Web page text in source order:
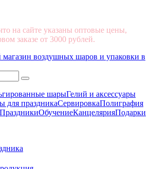
на сайте указаны оптовые цены,
заказе от 3000 рублей.
шарыГелий и аксессуары
для праздникаСервировкаПолиграфия
ПраздникиОбучениеКанцелярияПодарки